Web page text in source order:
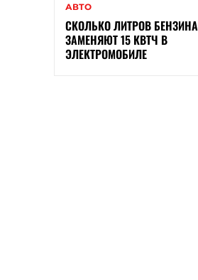
АВТО
СКОЛЬКО ЛИТРОВ БЕНЗИНА
ЗАМЕНЯЮТ 15 КВТЧ В
ЭЛЕКТРОМОБИЛЕ